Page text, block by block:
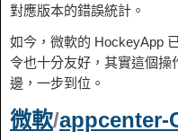
對應版本的錯誤統計。
如今，微軟的 HockeyApp
令也十分友好，其實這個操
邊，一步到位。
微軟/appcenter-